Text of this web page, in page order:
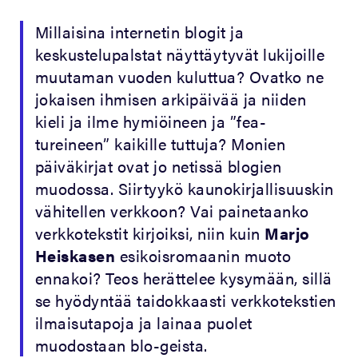
Millaisina internetin blogit ja
keskustelupalstat näyttäytyvät lukijoille
muutaman vuoden kuluttua? Ovatko ne
jokaisen ihmisen arkipäivää ja niiden
kieli ja ilme hymiöineen ja ”fea-
tureineen” kaikille tuttuja? Monien
päiväkirjat ovat jo netissä blogien
muodossa. Siirtyykö kaunokirjallisuuskin
vähitellen verkkoon? Vai painetaanko
verkkotekstit kirjoiksi, niin kuin Marjo
Heiskasen esikoisromaanin muoto
ennakoi? Teos herättelee kysymään, sillä
se hyödyntää taidokkaasti verkkotekstien
ilmaisutapoja ja lainaa puolet
muodostaan blo-geista.